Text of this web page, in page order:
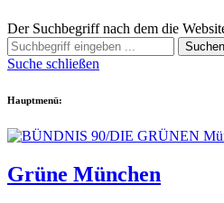
Der Suchbegriff nach dem die
Suchen
Suche schließen
Hauptmenü:
Grüne München